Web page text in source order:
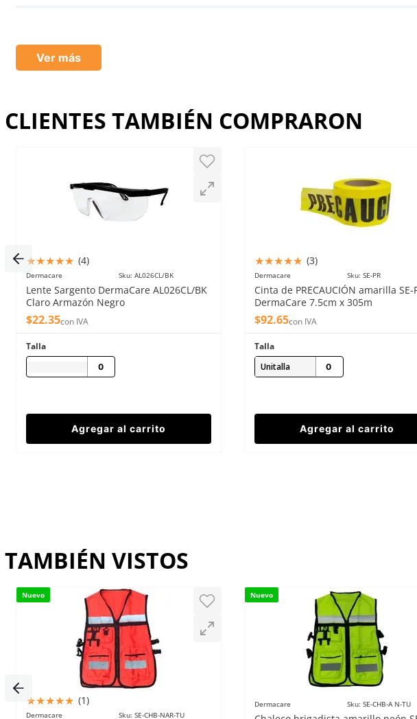
★★★★
Tu nombre
Dirección de email
Escribe un comentario
Enviar comentario
Ver más
CLIENTES TAMBIÉN COMPRARON
★★★★★ (4)
Dermacare Sku: AL026CL/BK
Lente Sargento DermaCare AL026CL/BK
Claro Armazón Negro
$22.35con IVA
Talla
Agregar al carrito
★★★★★ (3)
Dermacare Sku: SE-PR
Cinta de PRECAUCIÓN amarilla SE-
DermaCare 7.5cm x 305m
$92.65con IVA
Talla
Unitalla
Agregar al carrito
TAMBIÉN VISTOS
Nuevo
★★★★★ (1)
Dermacare Sku: SE-CHB-NAR-TU
Nuevo
Dermacare Sku: SE-CHB-A N-TU